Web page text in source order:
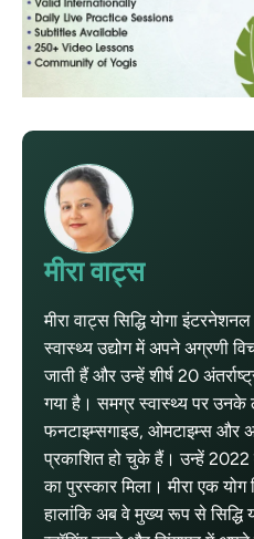
मीरा वाट्स
मीरा वाट्स सिद्धि योगा
स्वास्थ्य उद्योग में अपने अग्रणी
जाती हैं और उन्हें शीर्ष 20
गया है। समग्र स्वास्थ्य पर
फनटाइम्सगाइड, ओमटाइम्स और
प्रकाशित हो चुके हैं। उन्हें 2022
का पुरस्कार मिला। मीरा एक योग
हालांकि अब वे मुख्य रूप से सिद्धि